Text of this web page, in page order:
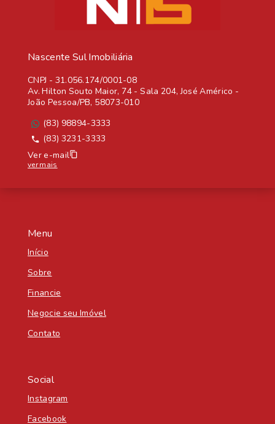
Menu
Início
Sobre
Financie
Negocie seu Imóvel
Contato
Social
Instagram
Facebook
Nascente Sul Imobiliária
CNPJ - 31.056.174/0001-08
Av. Hilton Souto Maior, 74 - Sala 204, José Américo -
João Pessoa/PB, 58073-010
(83) 98894-3333
(83) 3231-3333
Ver e-mail
ver mais